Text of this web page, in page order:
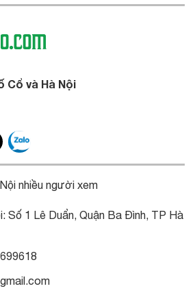
Cổ và Hà Nội
nhiều người xem
Số 1 Lê Duẩn, Quận Ba Đình, TP Hà